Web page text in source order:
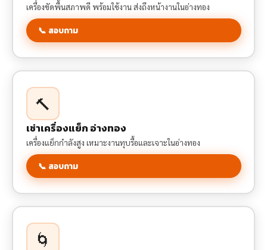
เครื่องขัดพื้นสภาพดี พร้อมใช้งาน ส่งถึงหน้างานในอ่างทอง
📞 สอบถาม
🔨
เช่าเครื่องแย็ก อ่างทอง
เครื่องแย็กกำลังสูง เหมาะงานทุบรื้อและเจาะในอ่างทอง
📞 สอบถาม
🌀